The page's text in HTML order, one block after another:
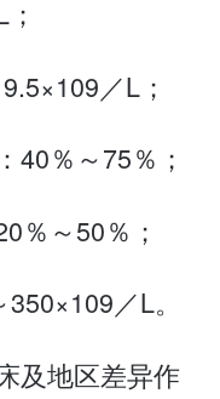
／L；
40％～75％；
％～50％；
／L。
及地区差异作